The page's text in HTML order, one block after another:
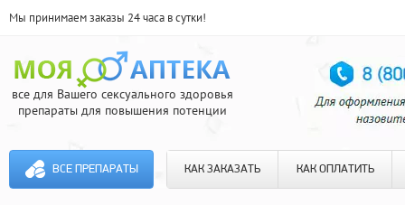
Мы принимаем заказы 24 часа в сутки!
все для Вашего сексуального здоровья
препараты для повышения потенции
ВСЕ ПРЕПАРАТЫ КАК ЗАКАЗАТЬ КАК ОПЛАТИТЬ